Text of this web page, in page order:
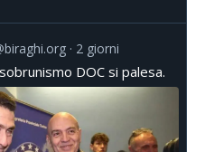
2 giorni
DOC si palesa.